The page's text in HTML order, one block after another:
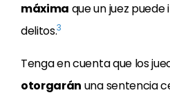
máxima que un juez
delitos.3
Tenga en cuenta que los
otorgarán una sentencia